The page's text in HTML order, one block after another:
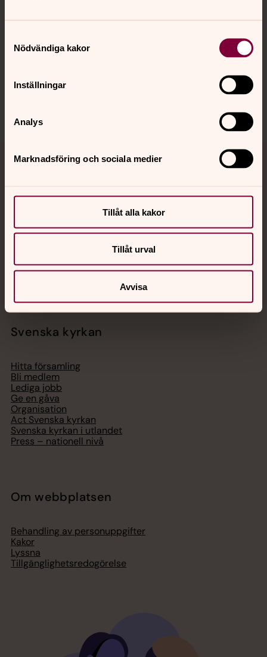
Nödvändiga kakor
Inställningar
Analys
Marknadsföring och sociala medier
Tillåt alla kakor
Tillåt urval
Avvisa
Akut samtals- och krisstöd. Prata eller chatta anonymt
med en präst på kvällar och nätter.
Telefon 112
Svenska kyrkan
Hitta församling
Bli medlem
Lediga jobb
Ge en gåva
Organisation
Act Svenska kyrkan
Svenska kyrkan i utlandet
Press – nationell nivå
Om webbplatsen
Behandling av personuppgifter
Kakor
Lyssna
Tillgänglighetsredogörelse